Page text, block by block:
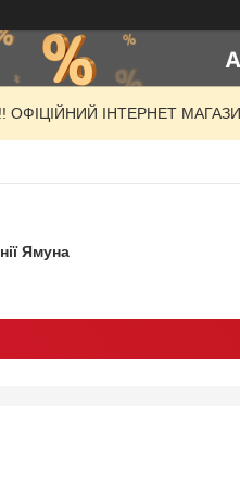
ОФІЦІЙНИЙ ІНТЕРНЕТ
Ямуна